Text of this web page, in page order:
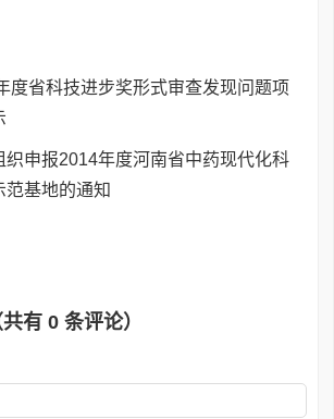
度省科技进步奖形式审查发现问题项
织申报2014年度河南省中药现代化科
范基地的通知
有 0 条评论）